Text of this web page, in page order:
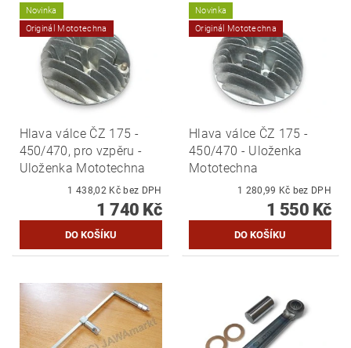
Novinka
Originál Mototechna
Hlava válce ČZ 175 -
450/470, pro vzpěru -
Uloženka Mototechna
1 438,02 Kč bez DPH
1 740 Kč
Novinka
Originál Mototechna
Hlava válce ČZ 175 -
450/470 - Uloženka
Mototechna
1 280,99 Kč bez DPH
1 550 Kč